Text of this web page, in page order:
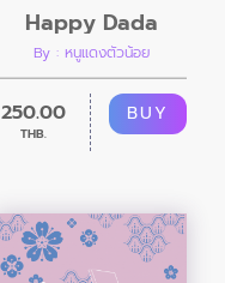
Happy Dada
By : หนูแดงตัวน้อย
250.00
THB.
BUY